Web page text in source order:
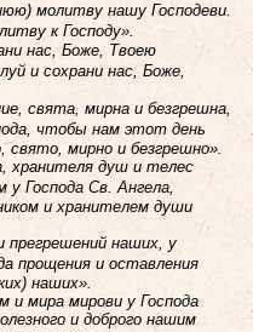
молитву нашу Господеви.
к Господу».
нас, Боже, Твоею
и сохрани нас, Боже,
свята, мирна и безгрешна,
чтобы нам этот день
свято, мирно и безгрешно».
хранителя душ и телес
Господа Св. Ангела,
и хранителем души
прегрешений наших, у
прощения и оставления
наших».
мира мирови у Господа
и доброго нашим